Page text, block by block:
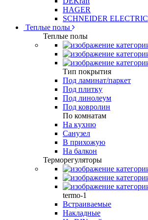
HAGER
SCHNEIDER ELECTRIC
Теплые полы
Теплые полы
Тип покрытия
Под ламинат/паркет
Под плитку
Под линолеум
Под ковролин
По комнатам
На кухню
Санузел
В прихожую
На балкон
Терморегуляторы
termo-1
Встраиваемые
Накладные